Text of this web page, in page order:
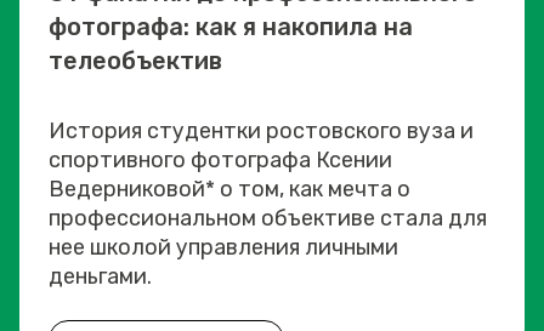
фотографа: как я накопила на
телеобъектив
История студентки ростовского вуза и
спортивного фотографа Ксении
Ведерниковой* о том, как мечта о
профессиональном объективе стала для
нее школой управления личными
деньгами.